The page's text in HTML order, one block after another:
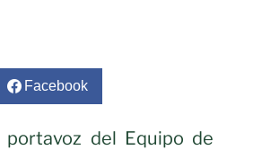
Facebook
portavoz del Equipo de